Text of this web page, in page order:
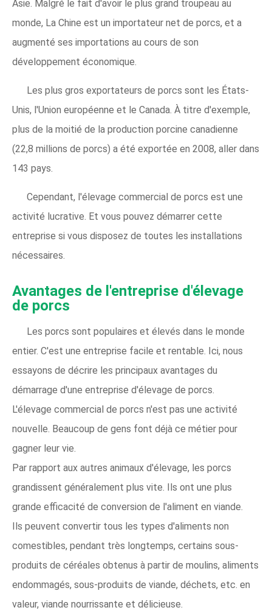
Asie. Malgré le fait d'avoir le plus grand troupeau au
monde, La Chine est un importateur net de porcs, et a
augmenté ses importations au cours de son
développement économique.
Les plus gros exportateurs de porcs sont les États-
Unis, l'Union européenne et le Canada. À titre d'exemple,
plus de la moitié de la production porcine canadienne
(22,8 millions de porcs) a été exportée en 2008, aller dans
143 pays.
Cependant, l'élevage commercial de porcs est une
activité lucrative. Et vous pouvez démarrer cette
entreprise si vous disposez de toutes les installations
nécessaires.
Avantages de l'entreprise d'élevage
de porcs
Les porcs sont populaires et élevés dans le monde
entier. C'est une entreprise facile et rentable. Ici, nous
essayons de décrire les principaux avantages du
démarrage d'une entreprise d'élevage de porcs.
L'élevage commercial de porcs n'est pas une activité
nouvelle. Beaucoup de gens font déjà ce métier pour
gagner leur vie.
Par rapport aux autres animaux d'élevage, les porcs
grandissent généralement plus vite. Ils ont une plus
grande efficacité de conversion de l'aliment en viande.
Ils peuvent convertir tous les types d'aliments non
comestibles, pendant très longtemps, certains sous-
produits de céréales obtenus à partir de moulins, aliments
endommagés, sous-produits de viande, déchets, etc. en
valeur, viande nourrissante et délicieuse.